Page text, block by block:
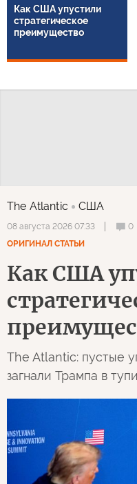
Как США упустили
стратегическое
преимущество
The Atlantic США
08 августа 2026 07:33 0
ОРИГИНАЛ СТАТЬИ
Как США
The Atlantic: пустые
загнали Трампа в